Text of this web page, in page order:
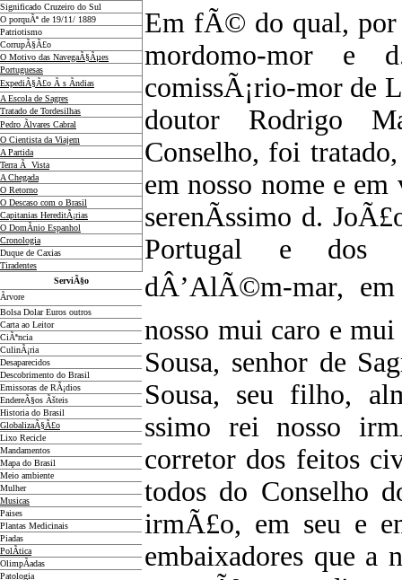
Significado Cruzeiro do Sul
O porquÃª de 19/11/ 1889
Patriotismo
CorrupÃ§Ã£o
O Motivo das NavegaÃ§Ãµes
Portuguesas
ExpediÃ§Ã£o Ã s Ãndias
A Escola de Sagres
Tratado de Tordesilhas
Pedro Ãlvares Cabral
O Cientista da Viajem
A Partida
Terra Ã Vista
A Chegada
O Retorno
O Descaso com o Brasil
Capitanias HereditÃ¡rias
O DomÃ­nio Espanhol
Cronologia
Duque de Caxias
Tiradentes
ServiÃ§o
Ãrvore
Bolsa Dolar Euros outros
Carta ao Leitor
CiÃªncia
CulinÃ¡ria
Desaparecidos
Descobrimento do Brasil
Emissoras de RÃ¡dios
EndereÃ§os Ãšteis
Historia do Brasil
GlobalizaÃ§Ã£o
Lixo Recicle
Mandamentos
Mapa do Brasil
Meio ambiente
Mulher
Musicas
Paises
Plantas Medicinais
Piadas
PolÃ­tica
OlimpÃ­adas
Patologia
Em fÃ© do qual, por
mordomo-mor e
comissÃ¡rio-mor de
doutor Rodrigo
Conselho, foi
em nosso nome e
serenÃ­ssimo d.
Portugal e dos
dÂ’AlÃ©m-mar,
nosso mui caro e
Sousa, senhor de
Sousa, seu filho,
ssimo rei nosso
corretor dos feitos
todos do Conselho
irmÃ£o, em seu e
embaixadores que a